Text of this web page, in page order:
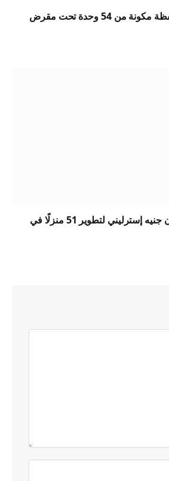
يقوم المالك بتوحيد محفظة مكونة من 54 وحدة تحت مقرض
تقدم باراجون 8.8 مليون جنيه إسترليني لتطوير 51 منزلًا في